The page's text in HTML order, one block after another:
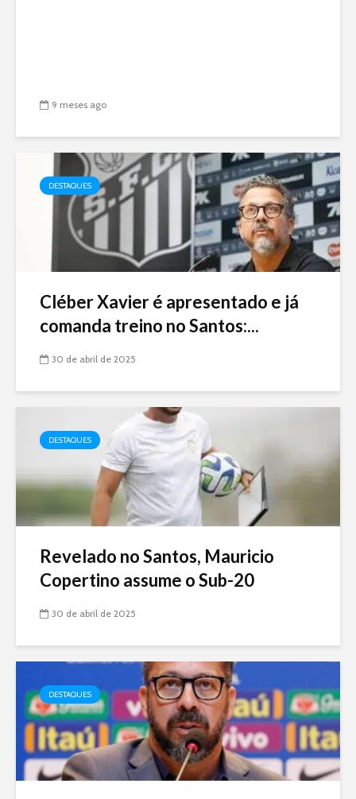
9 meses ago
DESTAQUES
Cléber Xavier é apresentado e já
comanda treino no Santos:...
30 de abril de 2025
DESTAQUES
Revelado no Santos, Mauricio
Copertino assume o Sub-20
30 de abril de 2025
DESTAQUES